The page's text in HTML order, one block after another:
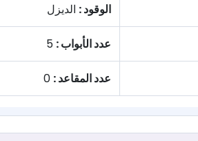
الوقود : الديزل
عدد الأبواب :
عدد المقاعد :